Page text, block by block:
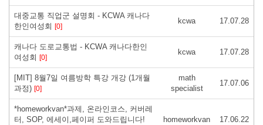
대중교통 직업군 설명회 - KCWA 캐나다
한인여성회 [0]
kcwa 17.07.28
캐나다 도로교통법 - KCWA 캐나다한인
여성회 [0]
kcwa 17.07.28
[MIT] 8월7일 여름방학 특강 개강 (1개월
과정) [0]
math
specialist
17.07.06
*homeworkvan*과제, 온라인코스, 커버레
터, SOP, 에세이,페이퍼 도와드립니다!
homeworkvan 17.06.22